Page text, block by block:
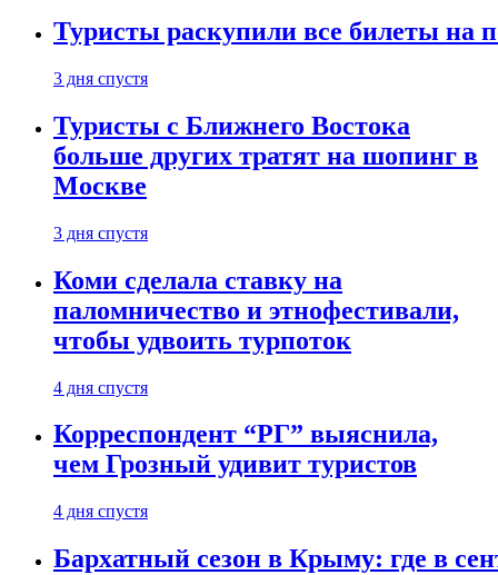
Туристы раскупили все билеты на
3 дня спустя
Туристы с Ближнего Востока
больше других тратят на шопинг в
Москве
3 дня спустя
Коми сделала ставку на
паломничество и этнофестивали,
чтобы удвоить турпоток
4 дня спустя
Корреспондент “РГ” выяснила,
чем Грозный удивит туристов
4 дня спустя
Бархатный сезон в Крыму: где в